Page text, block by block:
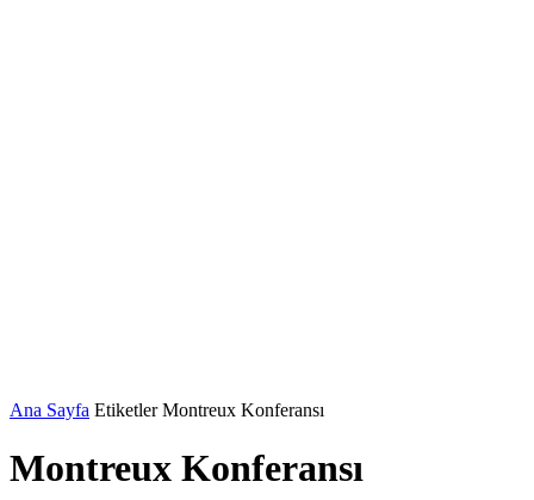
Ana Sayfa Etiketler Montreux Konferansı
Montreux Konferansı